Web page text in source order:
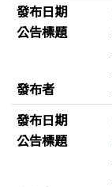
發布日期
公告標題
發布者
發布日期
公告標題